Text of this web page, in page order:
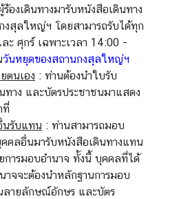
องเดินทางมารับหนังสือเดินทาง
งสุลใหญ่ฯ โดยสามารถรับได้ทุก
ะ ศุกร์ เฉพาะเวลา 14:00 -
วันหยุดของสถานกงสุลใหญ่ฯ
ตนเอง : ท่านต้องนำใบรับ
ทาง และบัตรประชาชนมาแสดง
ที่
รับแทน : ท่านสามารถมอบ
คลอื่นมารับหนังสือเดินทางแทน
การมอบอำนาจ ทั้งนี้ บุคคลที่ได้
าจจะต้องนำหลักฐานการมอบ
ลายลักษณ์อักษร และบัตร